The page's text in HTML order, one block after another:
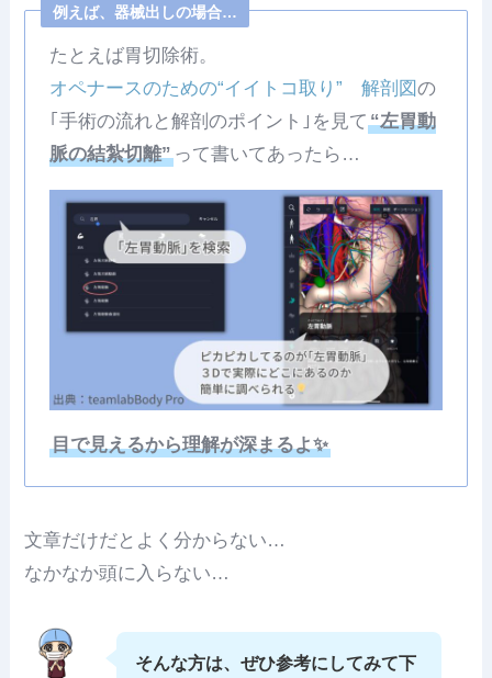
例えば、器械出しの場合…
たとえば胃切除術。
オペナースのための“イイトコ取り” 解剖図の
｢手術の流れと解剖のポイント｣を見て“左胃動
脈の結紮切離”って書いてあったら…
目で見えるから理解が深まるよ✨
文章だけだとよく分からない…
なかなか頭に入らない…
そんな方は、ぜひ参考にしてみて下